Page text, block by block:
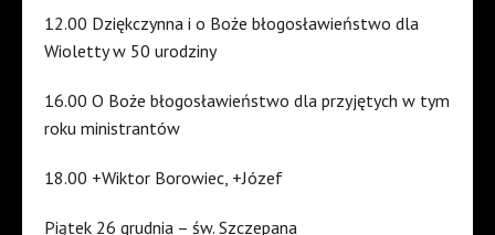
12.00 Dziękczynna i o Boże błogosławieństwo dla
Wioletty w 50 urodziny
16.00 O Boże błogosławieństwo dla przyjętych w tym
roku ministrantów
18.00 +Wiktor Borowiec, +Józef
Piątek 26 grudnia – św. Szczepana